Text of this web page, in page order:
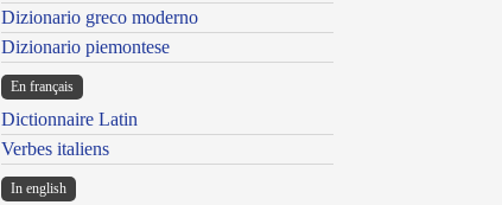
Dizionario greco moderno
Dizionario piemontese
En français
Dictionnaire Latin
Verbes italiens
In english